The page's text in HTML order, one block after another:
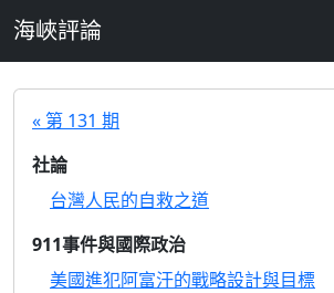
海峽評論
« 第 131 期
社論
台灣人民的自救之道
911事件與國際政治
美國進犯阿富汗的戰略設計與目標